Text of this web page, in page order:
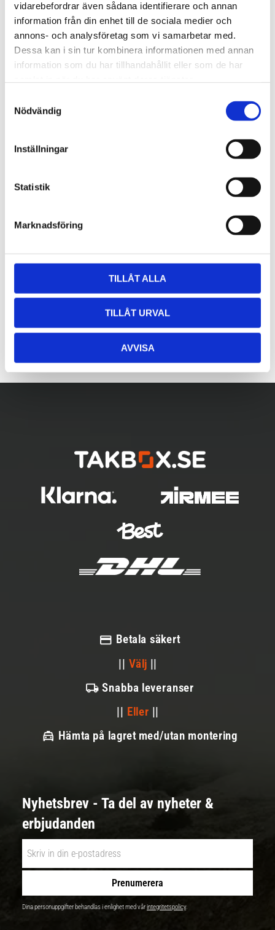
vidarebefordrar även sådana identifierare och annan
information från din enhet till de sociala medier och
annons- och analysföretag som vi samarbetar med.
Dessa kan i sin tur kombinera informationen med annan
information som du har tillhandahållit eller som de har
Nödvändig
Inställningar
Statistik
Marknadsföring
TILLÅT ALLA
TILLÅT URVAL
AVVISA
Lättmonterad
takräcken, för fordon utan
befintliga fästpunkter för
fabriksmonterade räcken.
1 795 kr
kr
Lättmonterad
Edge-takräcken, för
fordon utan befintliga
eller fabriksmonterade
räcken.
2 525kr
2 635
Betala säkert
|| Välj ||
Snabba leveranser
|| Eller ||
Hämta på lagret med/utan montering
Nyhetsbrev - Ta del av nyheter &
erbjudanden
Prenumerera
Dina personuppgifter behandlas i enlighet med vårintegritetspolicy.